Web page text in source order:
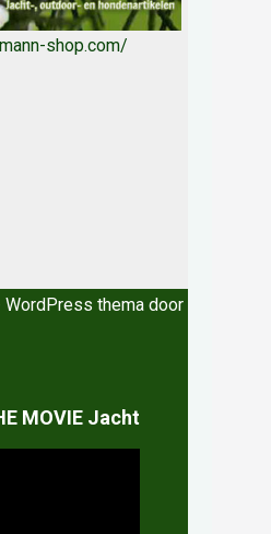
shop.com/
thema door
MOVIE Jacht